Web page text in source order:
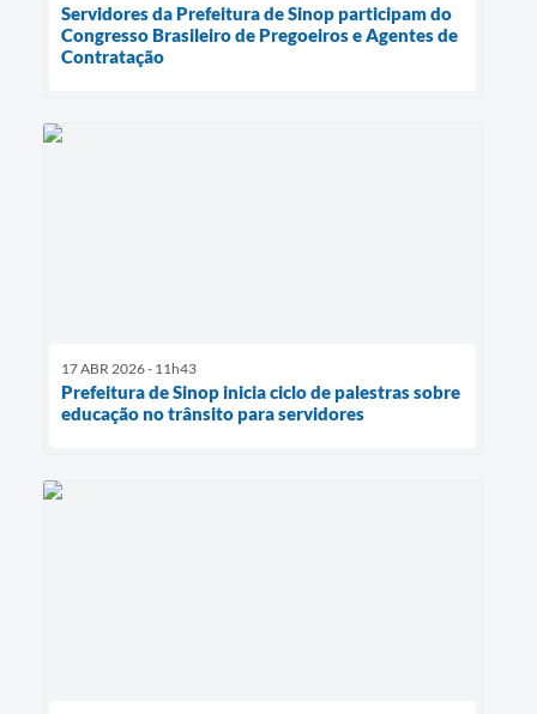
Servidores da Prefeitura de Sinop participam do
Congresso Brasileiro de Pregoeiros e Agentes de
Contratação
17 ABR 2026 - 11h43
Prefeitura de Sinop inicia ciclo de palestras sobre
educação no trânsito para servidores